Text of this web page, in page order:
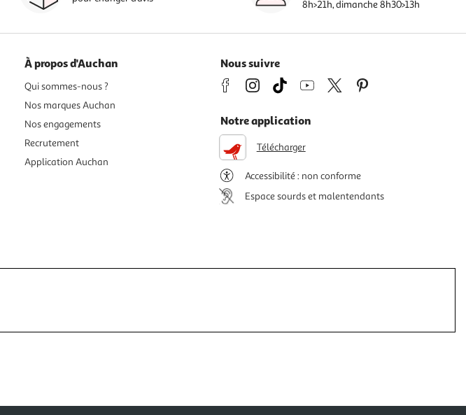
8h>21h, dimanche 8h30>13h
À propos d'Auchan
Qui sommes-nous ?
Nos marques Auchan
Nos engagements
Recrutement
Application Auchan
Nous suivre
Notre application
Télécharger
Accessibilité : non conforme
Espace sourds et malentendants